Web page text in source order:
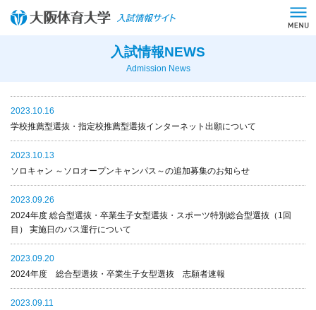
入試情報NEWS
Admission News
2023.10.16
学校推薦型選抜・指定校推薦型選抜インターネット出願について
2023.10.13
ソロキャン ～ソロオープンキャンパス～の追加募集のお知らせ
2023.09.26
2024年度 総合型選抜・卒業生子女型選抜・スポーツ特別総合型選抜（1回
目） 実施日のバス運行について
2023.09.20
2024年度 総合型選抜・卒業生子女型選抜 志願者速報
2023.09.11